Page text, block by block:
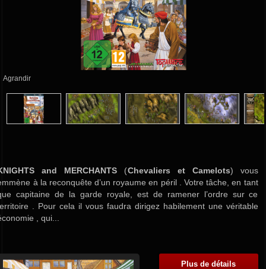
Agrandir
and MERCHANTS (Chevaliers et Camelots) vous
à la reconquête d’un royaume en péril . Votre tâche, en tant
capitaine de la garde royale, est de ramener l’ordre sur ce
. Pour cela il vous faudra dirigez habilement une véritable
, qui...
Plus de détails